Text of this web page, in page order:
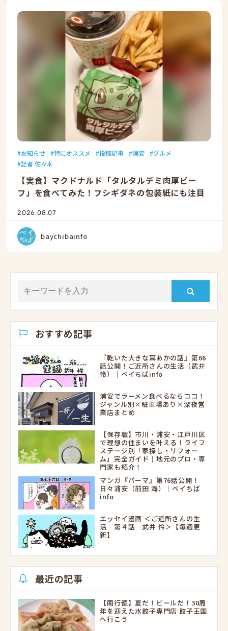
お知らせ 特にオススメ 投稿記事 浦安
グルメ
記者 佐々木
【実食】マクドナルド「タルタルデミ肉厚ビー
フ」を食べてみた！フシギダネの包装紙にも注目
2026.08.07
baychibainfo
おすすめ記事
『乾いた大きな耳あかの話』第66
話公開！ご近所さんの生活（武井
怜）｜ベイちばinfo
浦安でラーメン食べるならココ！
ジャンル別×駐車場あり×深夜営
業店まとめ
【保存版】市川・浦安・江戸川区
で理想の住まいを叶える！ライフ
ステージ別「家探し・リフォー
ム」完全ガイド｜地元のプロ・専
門家も紹介！
マンガ『パーマ』第76話公開！
日々浦安（前田 海）｜ベイちば
info
エッセイ漫画 ＜ご近所さんの生
活 第４話 武井 怜＞【毎週更
新】
最近の記事
【南行徳】夏だ！ビールだ！30周
年を迎えた水餃子専門店 餃子王国
へ行こう